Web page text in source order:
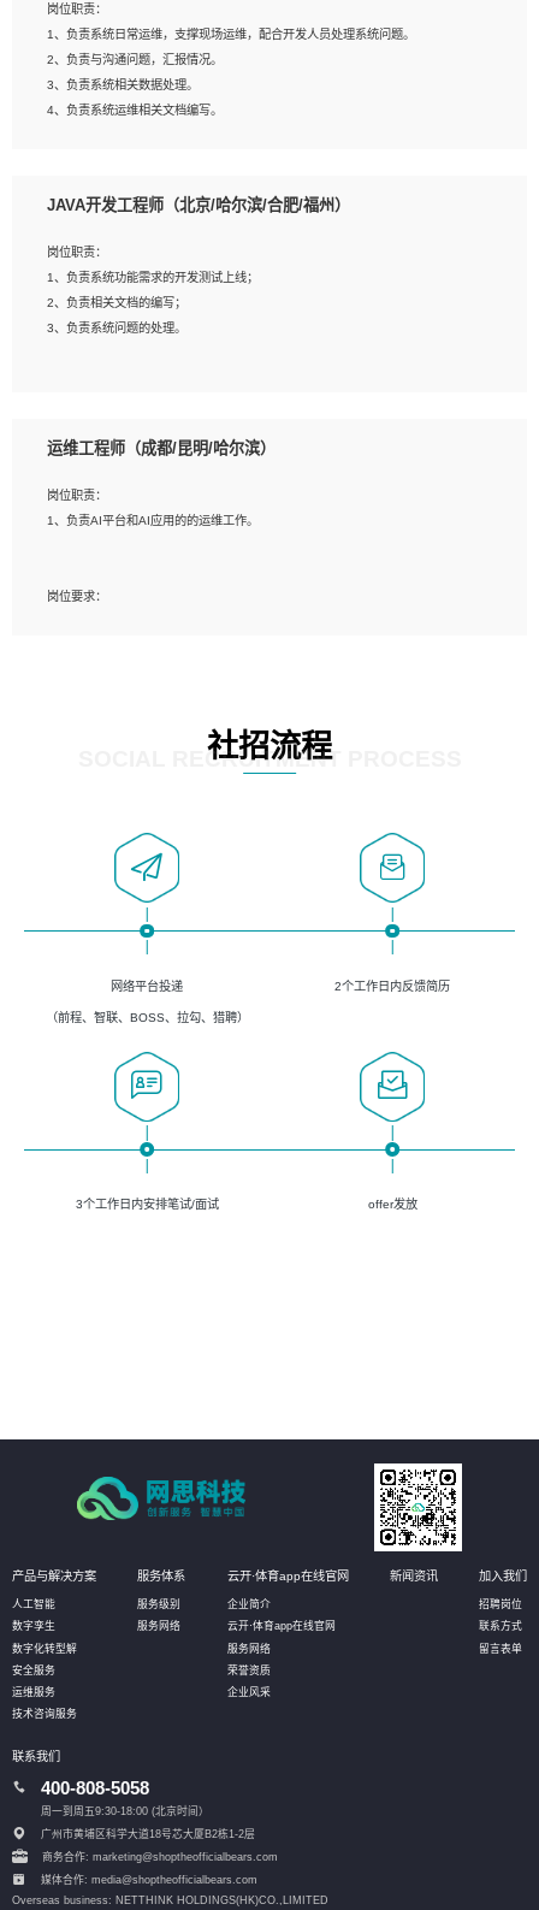
征，可独立提出完整的优化方案,并推动方案执行达成结果；熟练使用PPT、
WORD、EXCEL等办公软件；
3、深入理解公司各项AI产品和技术信息；具有较强的文档编写能力，能独立撰写
PPT、方案建议书等，面试时需携带个人制作的专业PPT文件进行展示。
岗位职责：
1、负责系统日常运维，支撑现场运维，配合开发人员处理系统问题。
2、负责与沟通问题，汇报情况。
3、负责系统相关数据处理。
4、负责系统运维相关文档编写。
岗位要求：
2、精通linux命令。
3、熟悉oracle、mysql 数据库。
4、善于沟通，具有良好的团队合作精神和协作能力。
5、必须有实际的生产环境系统维护经验。
JAVA开发工程师（北京/哈尔滨/合肥/福州）
岗位职责：
1、负责系统功能需求的开发测试上线；
2、负责相关文档的编写；
3、负责系统问题的处理。
2、熟悉linux命令；
4、熟练使用oracle、mysql进行开发；
5、熟悉流程开发如使用activiti；
运维工程师（成都/昆明/哈尔滨）
岗位职责：
1、负责AI平台和AI应用的的运维工作。
岗位要求：
4、掌握DevOps思想、方法和流程。Jenkins工具使用；
5、掌握常见中间件配置与优化，如mysql、nginx等；
社招流程
SOCIAL RECRUITMENT PROCESS
网络平台投递
（前程、智联、BOSS、拉勾、猎聘）
2个工作日内反馈简历
3个工作日内安排笔试/面试 offer发放
产品与解决方案
人工智能
数字孪生
数字化转型解
安全服务
运维服务
技术咨询服务
服务体系
服务级别
服务网络
云开·体育app在线官网
企业简介
云开·体育app在线官网
服务网络
荣誉资质
企业风采
新闻资讯 加入我们
招聘岗位
联系方式
留言表单
联系我们
400-808-5058
周一到周五9:30-18:00 (北京时间）
广州市黄埔区科学大道18号芯大厦B2栋1-2层
商务合作: marketing@shoptheofficialbears.com
媒体合作: media@shoptheofficialbears.com
Overseas business: NETTHINK HOLDINGS(HK)CO.,LIMITED